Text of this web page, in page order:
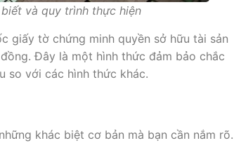
và quy trình thực hiện
giấy tờ chứng minh quyền sở hữu tài sản
Đây là một hình thức đảm bảo chắc
so với các hình thức khác.
khác biệt cơ bản mà bạn cần nắm rõ.